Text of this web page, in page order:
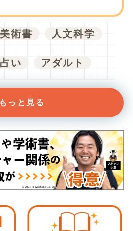
美術書 人文科学
占い アダルト
もっと見る